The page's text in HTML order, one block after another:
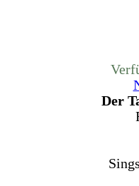
Der